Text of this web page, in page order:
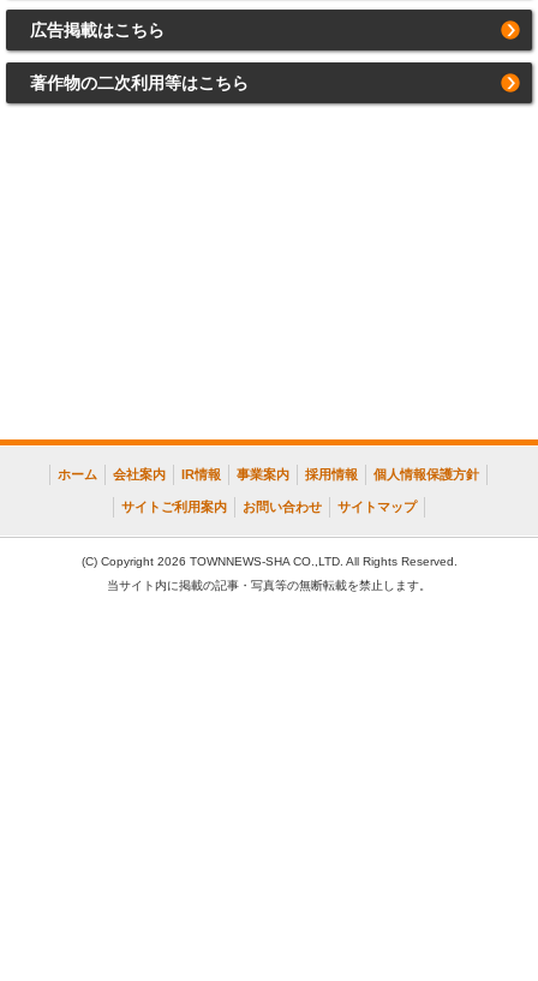
広告掲載はこちら
著作物の二次利用等はこちら
ホーム 会社案内 IR情報 事業案内 採用情報 個人情報保護方針
サイトご利用案内 お問い合わせ サイトマップ
(C) Copyright 2026 TOWNNEWS-SHA CO.,LTD. All Rights Reserved.
当サイト内に掲載の記事・写真等の無断転載を禁止します。